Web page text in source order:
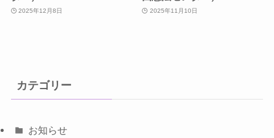
2025年12月8日 2025年11月10日
カテゴリー
お知らせ